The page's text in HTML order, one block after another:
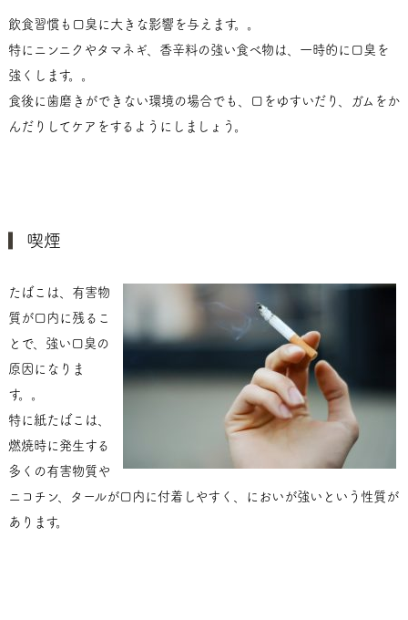
飲食習慣も口臭に大きな影響を与えます。。
特にニンニクやタマネギ、香辛料の強い食べ物は、一時的に口臭を
強くします。。
食後に歯磨きができない環境の場合でも、口をゆすいだり、ガムをか
んだりしてケアをするようにしましょう。
喫煙
たばこは、有害物
質が口内に残るこ
とで、強い口臭の
原因になりま
す。。
特に紙たばこは、
燃焼時に発生する
多くの有害物質や
ニコチン、タールが口内に付着しやすく、においが強いという性質が
あります。